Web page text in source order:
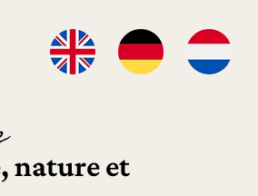
nature et